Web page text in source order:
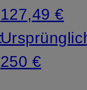
127,49 €
250 €